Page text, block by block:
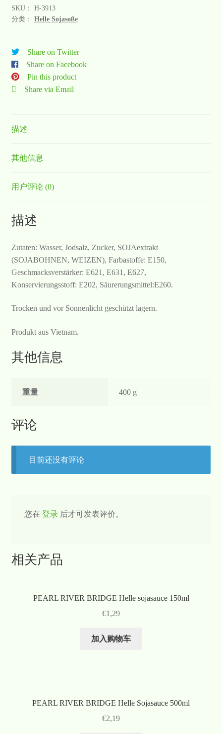
SKU： H-3913
分类： Helle Sojasoße
Share on Twitter
Share on Facebook
Pin this product
Share via Email
描述
其他信息
用户评论 (0)
描述
Zutaten: Wasser, Jodsalz, Zucker, SOJAextrakt
(SOJABOHNEN, WEIZEN), Farbastoffe: E150,
Geschmacksverstärker: E621, E631, E627,
Konservierungsstoff: E202, Säurerungsmittel:E260.
Trocken und vor Sonnenlicht geschützt lagern.
Produkt aus Vietnam.
其他信息
重量 400 g
评论
目前还没有评论
您在 登录后才可发表评价。
相关产品
PEARL RIVER BRIDGE Helle sojasauce 150ml
€1,29
加入购物车
PEARL RIVER BRIDGE Helle Sojasauce 500ml
€2,19